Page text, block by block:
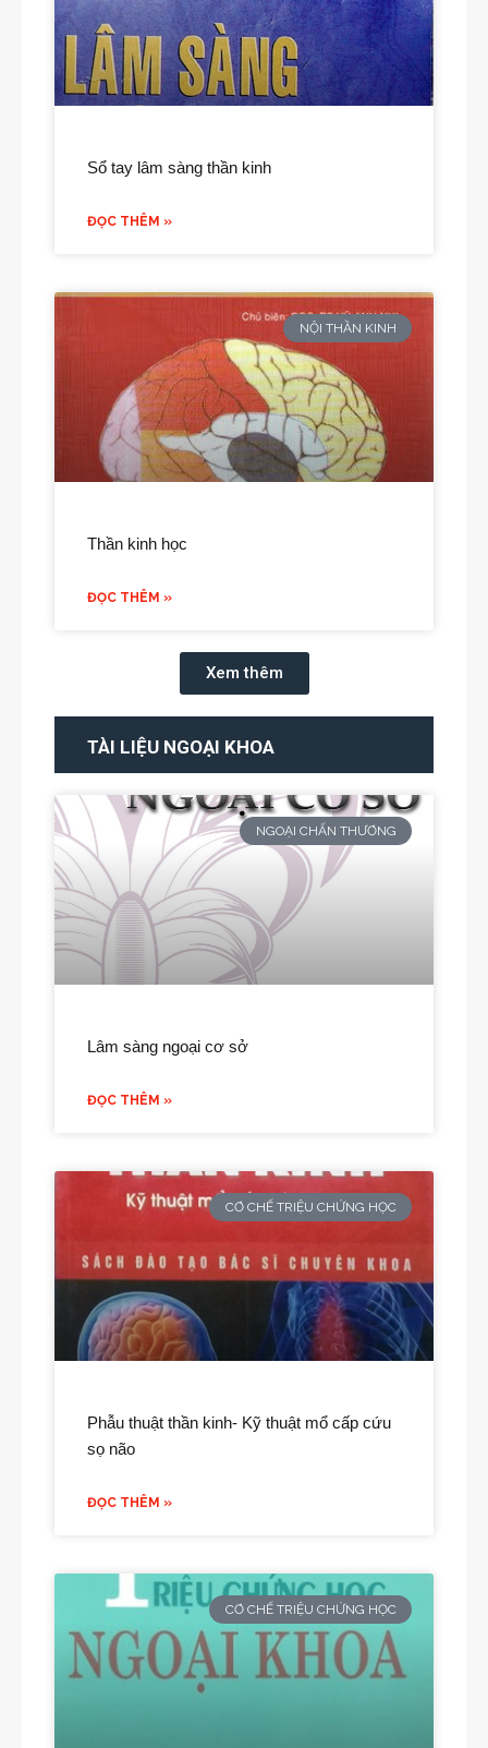
Sổ tay lâm sàng thần kinh
ĐỌC THÊM »
NỘI THẦN KINH
Thần kinh học
ĐỌC THÊM »
Xem thêm
TÀI LIỆU NGOẠI KHOA
NGOẠI CHẤN THƯƠNG
Lâm sàng ngoại cơ sở
ĐỌC THÊM »
CƠ CHẾ TRIỆU CHỨNG HỌC
Phẫu thuật thần kinh- Kỹ thuật mổ cấp cứu
sọ não
ĐỌC THÊM »
CƠ CHẾ TRIỆU CHỨNG HỌC